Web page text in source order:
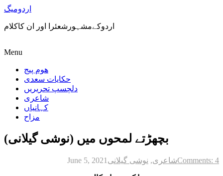
اردومیگ
اردوکےمشہورشعئرا اور ان کاکلام
Menu
ھوم پیج
حکایات سعدی
دلچسپ تحریریں
شاعری
کہانیاں
مزاح
بچھڑتے لمحوں میں (نوشی گیلانی)
June 5, 2021 شاعری, نوشی گیلانی Comments: 4